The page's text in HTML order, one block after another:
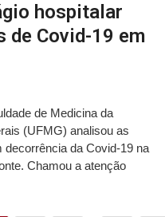
hospitalar
de Covid-19 em
de Medicina da
(UFMG) analisou as
da Covid-19 na
Chamou a atenção